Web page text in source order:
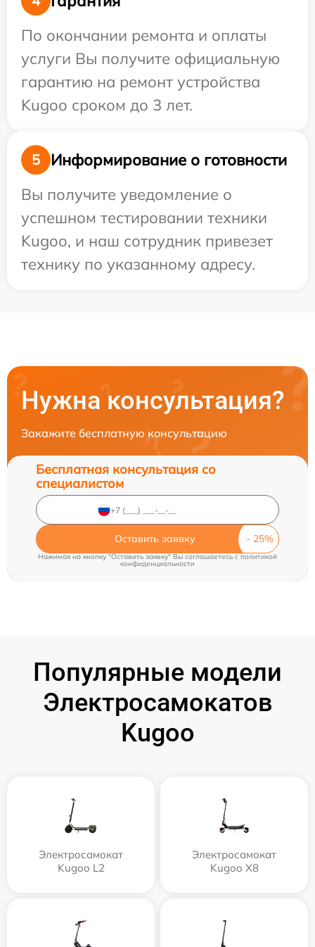
По окончании ремонта и оплаты
услуги Вы получите официальную
гарантию на ремонт устройства
Kugoo сроком до 3 лет.
5
Информирование о готовности
Вы получите уведомление о
успешном тестировании техники
Kugoo, и наш сотрудник привезет
технику по указанному адресу.
Нужна консультация?
Закажите бесплатную консультацию
Бесплатная консультация со
специалистом
Оставить заявку
Нажимая на кнопку "Оставить заявку" Вы соглашаетесь cполитикой
конфиденциальности
Популярные модели
Электросамокатов
Kugoo
Электросамокат
Kugoo L2
Электросамокат
Kugoo X8